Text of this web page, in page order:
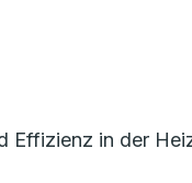
in der